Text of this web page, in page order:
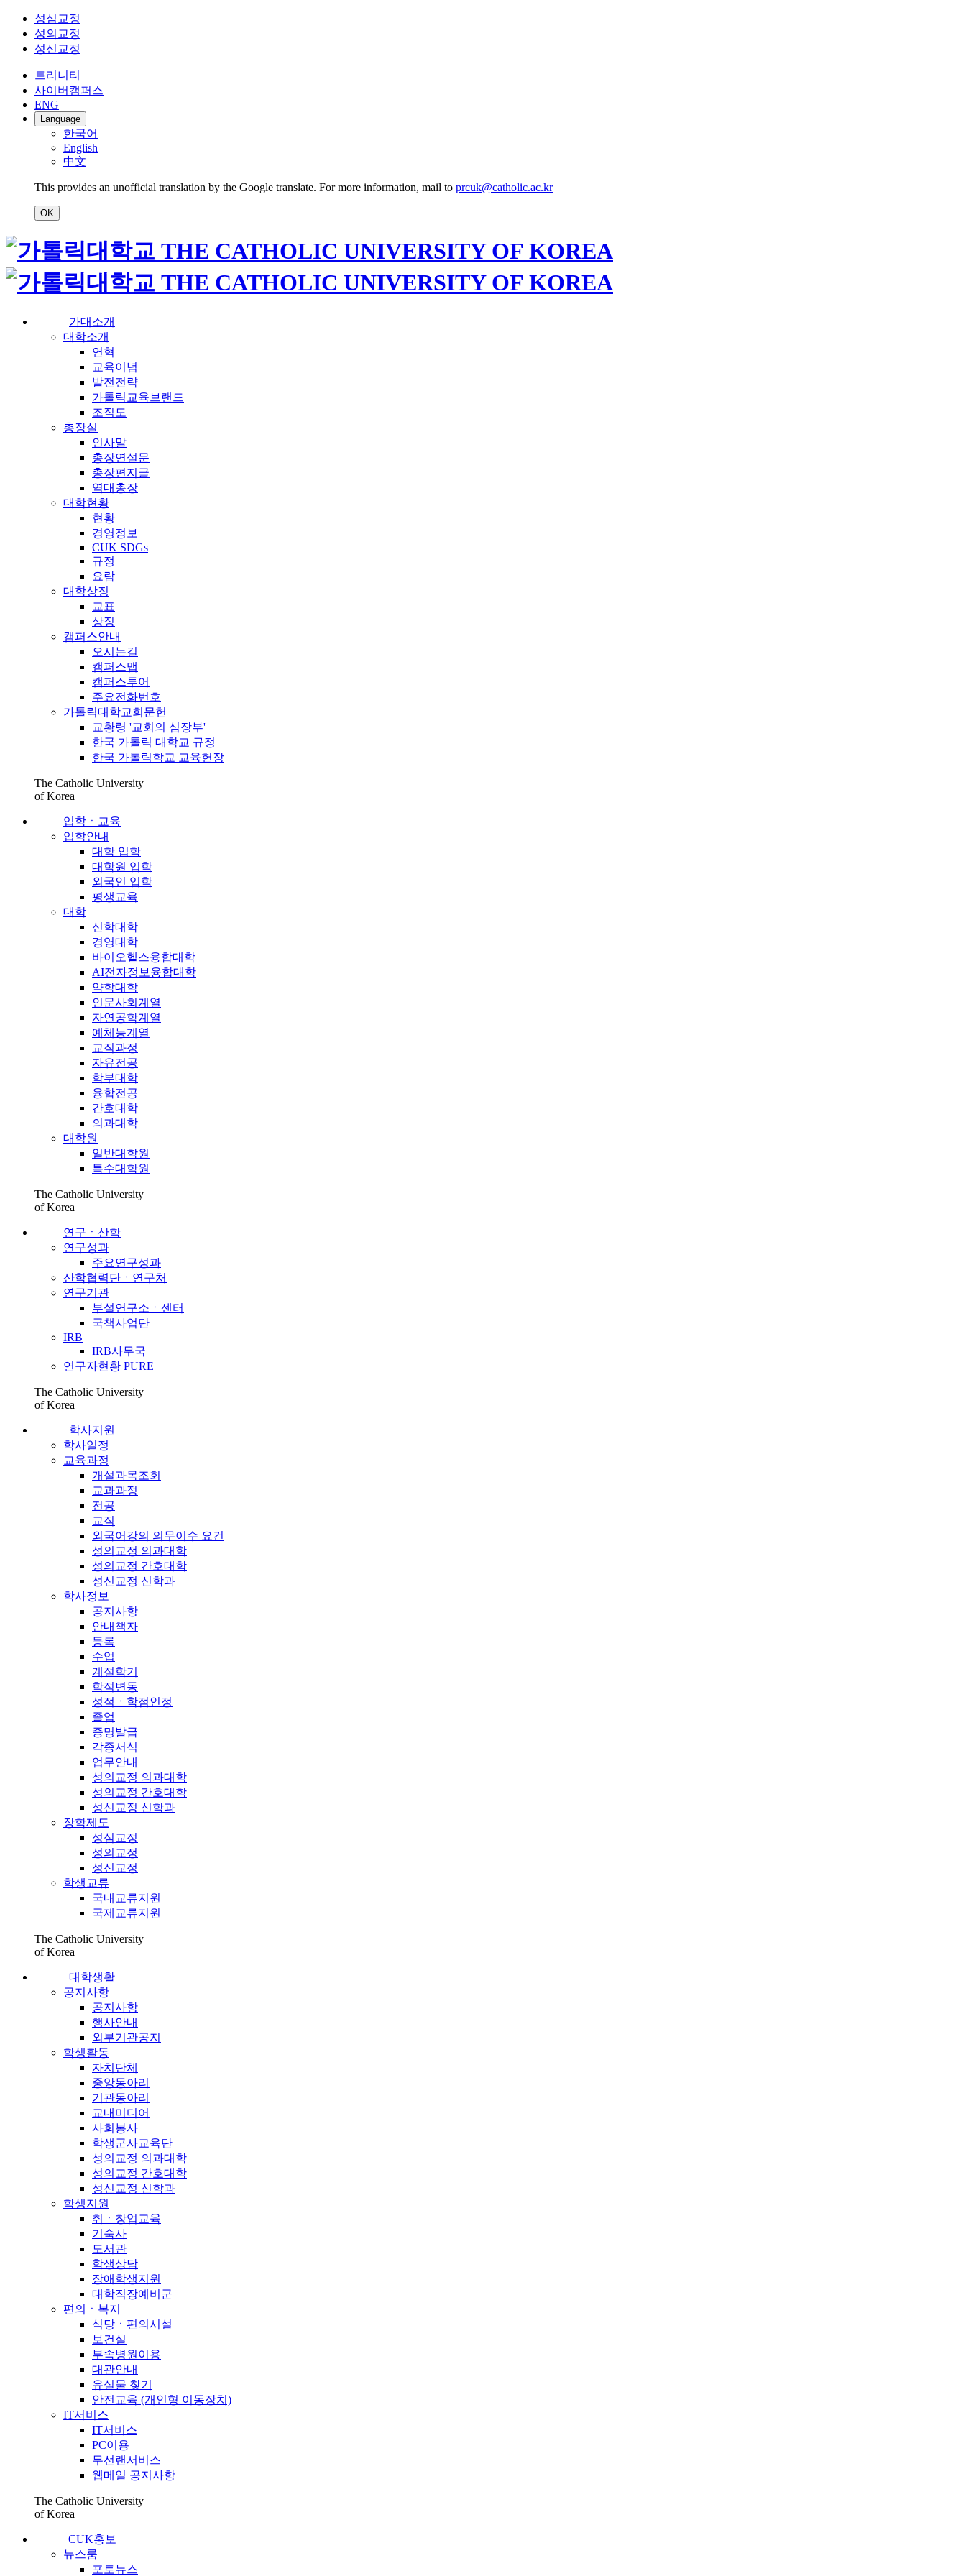
성심교정
성의교정
성신교정
트리니티
사이버캠퍼스
ENG
Language
한국어
English
中文
This provides an unofficial translation by the Google translate. For more information, mail to prcuk@catholic.ac.kr
OK
가대소개
대학소개
연혁
교육이념
발전전략
가톨릭교육브랜드
조직도
총장실
인사말
총장연설문
총장편지글
역대총장
대학현황
현황
경영정보
CUK SDGs
규정
요람
대학상징
교표
상징
캠퍼스안내
오시는길
캠퍼스맵
캠퍼스투어
주요전화번호
가톨릭대학교회문헌
교황령 '교회의 심장부'
한국 가톨릭 대학교 규정
한국 가톨릭학교 교육헌장
The Catholic University
of Korea
입학ㆍ교육
입학안내
대학 입학
대학원 입학
외국인 입학
평생교육
대학
신학대학
경영대학
바이오헬스융합대학
AI전자정보융합대학
약학대학
인문사회계열
자연공학계열
예체능계열
교직과정
자유전공
학부대학
융합전공
간호대학
의과대학
대학원
일반대학원
특수대학원
The Catholic University
of Korea
연구ㆍ산학
연구성과
주요연구성과
산학협력단ㆍ연구처
연구기관
부설연구소ㆍ센터
국책사업단
IRB
IRB사무국
연구자현황 PURE
The Catholic University
of Korea
학사지원
학사일정
교육과정
개설과목조회
교과과정
전공
교직
외국어강의 의무이수 요건
성의교정 의과대학
성의교정 간호대학
성신교정 신학과
학사정보
공지사항
안내책자
등록
수업
계절학기
학적변동
성적ㆍ학점인정
졸업
증명발급
각종서식
업무안내
성의교정 의과대학
성의교정 간호대학
성신교정 신학과
장학제도
성심교정
성의교정
성신교정
학생교류
국내교류지원
국제교류지원
The Catholic University
of Korea
대학생활
공지사항
공지사항
행사안내
외부기관공지
학생활동
자치단체
중앙동아리
기관동아리
교내미디어
사회봉사
학생군사교육단
성의교정 의과대학
성의교정 간호대학
성신교정 신학과
학생지원
취ㆍ창업교육
기숙사
도서관
학생상담
장애학생지원
대학직장예비군
편의ㆍ복지
식당ㆍ편의시설
보건실
부속병원이용
대관안내
유실물 찾기
안전교육 (개인형 이동장치)
IT서비스
IT서비스
PC이용
무선랜서비스
웹메일 공지사항
The Catholic University
of Korea
CUK홍보
뉴스룸
포토뉴스